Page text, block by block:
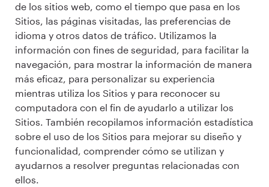
de los sitios web, como el tiempo que pasa en los
Sitios, las páginas visitadas, las preferencias de
idioma y otros datos de tráfico. Utilizamos la
información con fines de seguridad, para facilitar la
navegación, para mostrar la información de manera
más eficaz, para personalizar su experiencia
mientras utiliza los Sitios y para reconocer su
computadora con el fin de ayudarlo a utilizar los
Sitios. También recopilamos información estadística
sobre el uso de los Sitios para mejorar su diseño y
funcionalidad, comprender cómo se utilizan y
ayudarnos a resolver preguntas relacionadas con
ellos.